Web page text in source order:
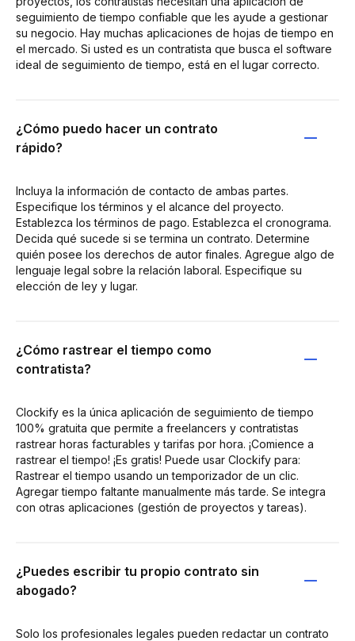
seguimiento de tiempo confiable que les ayude a gestionar
su negocio. Hay muchas aplicaciones de hojas de tiempo en
el mercado. Si usted es un contratista que busca el software
ideal de seguimiento de tiempo, está en el lugar correcto.
¿Cómo puedo hacer un contrato
rápido?
Incluya la información de contacto de ambas partes.
Especifique los términos y el alcance del proyecto.
Establezca los términos de pago. Establezca el cronograma.
Decida qué sucede si se termina un contrato. Determine
quién posee los derechos de autor finales. Agregue algo de
lenguaje legal sobre la relación laboral. Especifique su
elección de ley y lugar.
¿Cómo rastrear el tiempo como
contratista?
Clockify es la única aplicación de seguimiento de tiempo
100% gratuita que permite a freelancers y contratistas
rastrear horas facturables y tarifas por hora. ¡Comience a
rastrear el tiempo! ¡Es gratis! Puede usar Clockify para:
Rastrear el tiempo usando un temporizador de un clic.
Agregar tiempo faltante manualmente más tarde. Se integra
con otras aplicaciones (gestión de proyectos y tareas).
¿Puedes escribir tu propio contrato sin
abogado?
Solo los profesionales legales pueden redactar un contrato